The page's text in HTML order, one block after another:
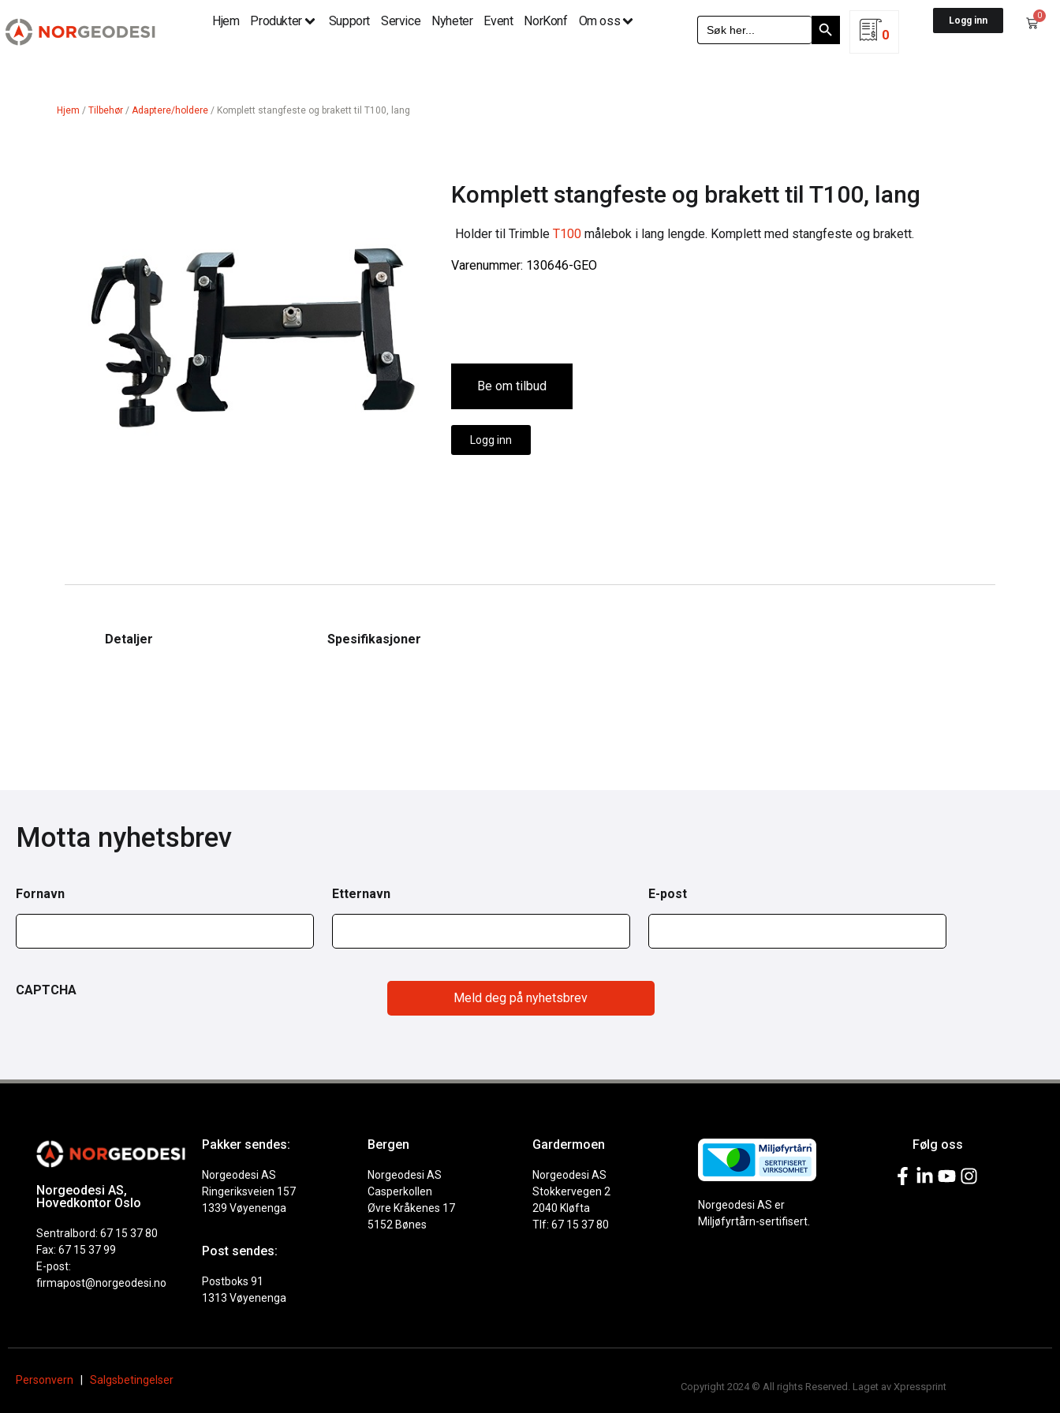
Hjem Produkter Support Service Nyheter Event NorKonf Om oss
Search
for:
Search Button
0
Logg inn 0
Hjem / Tilbehør / Adaptere/holdere / Komplett stangfeste og brakett til T100, lang
Komplett stangfeste og brakett til T100, lang
Holder til Trimble T100 målebok i lang lengde. Komplett med stangfeste og brakett.
Varenummer: 130646-GEO
Be om tilbud
Logg inn
Detaljer Spesifikasjoner
Motta nyhetsbrev
Fornavn Etternavn E-post
CAPTCHA
Norgeodesi AS,
Hovedkontor Oslo
Sentralbord: 67 15 37 80
Fax: 67 15 37 99
E-post:
firmapost@norgeodesi.no
Pakker sendes:
Norgeodesi AS
Ringeriksveien 157
1339 Vøyenenga
Post sendes:
Postboks 91
1313 Vøyenenga
Bergen
Norgeodesi AS
Casperkollen
Øvre Kråkenes 17
5152 Bønes
Gardermoen
Norgeodesi AS
Stokkervegen 2
2040 Kløfta
Tlf: 67 15 37 80
Norgeodesi AS er
Miljøfyrtårn-sertifisert.
Følg oss
Personvern Salgsbetingelser
Copyright 2024 © All rights Reserved. Laget av Xpressprint